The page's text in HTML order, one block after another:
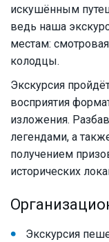
искушённым
ведь наша
местам:
колодцы.
Экскурсия
восприятия
изложения.
легендами, а
получением
исторических
Экскурсия